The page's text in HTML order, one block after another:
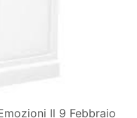
Mare Briciole Di